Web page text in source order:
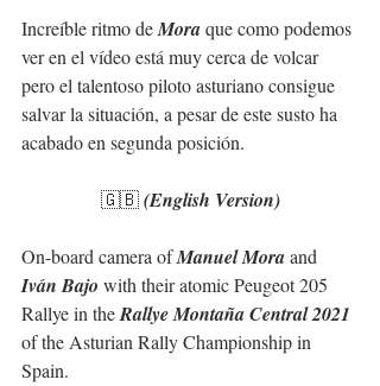
Increíble ritmo de Mora que como podemos
ver en el vídeo está muy cerca de volcar
pero el talentoso piloto asturiano consigue
salvar la situación, a pesar de este susto ha
acabado en segunda posición.
🇬🇧 (English Version)
On-board camera of Manuel Mora and
Iván Bajo with their atomic Peugeot 205
Rallye in the Rallye Montaña Central 2021
of the Asturian Rally Championship in
Spain.